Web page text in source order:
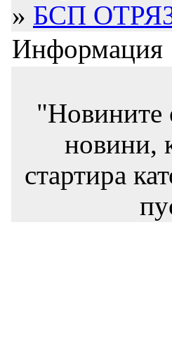
» БСП
Информация
"Новините
новини,
стартира